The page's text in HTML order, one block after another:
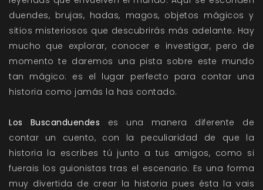
duendes, brujas, hadas, magos, objetos mágicos y
sitios misteriosos que descubrirás más adelante. Hay
mucho que explorar, conocer e investigar, pero de
momento te daremos una pista sobre este mundo
tan mágico: es el lugar perfecto para contar una
historia como jamás la has contado.
Los Buscanduendes es una manera diferente de
contar un cuento, con la peculiaridad de que la
historia la escribes tú junto a tus amigos, como si
fuerais los guionistas tras el escenario. Es una forma
muy divertida de crear la historia pues ésta la vais